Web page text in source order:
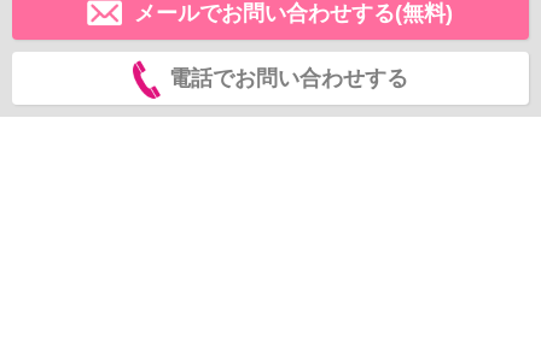
メールでお問い合わせする(無料)
電話でお問い合わせする